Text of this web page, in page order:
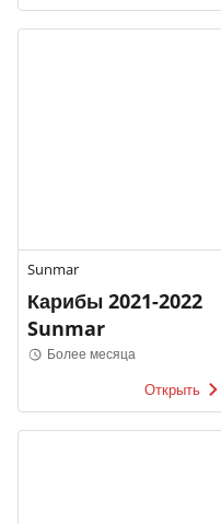
Sunmar
Карибы 2021-2022
Sunmar
Более месяца
Открыть